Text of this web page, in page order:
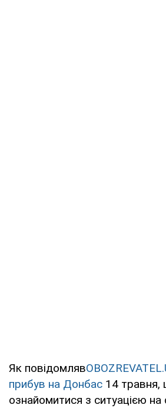
Як повідомляв
прибув на Донбас 14 травня,
ознайомитися з ситуацією на